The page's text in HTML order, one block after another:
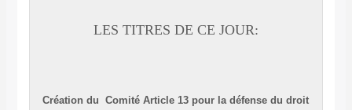
LES TITRES DE CE JOUR:
Création du Comité Article 13 pour la défense du droit